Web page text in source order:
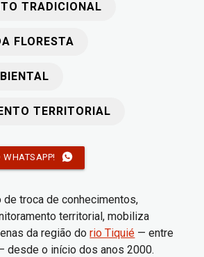
TRADICIONAL
FLORESTA
TERRITORIAL
WHATSAPP!
de troca de conhecimentos,
territorial, mobiliza
da região dorio Tiquié — entre
desde o início dos anos 2000.